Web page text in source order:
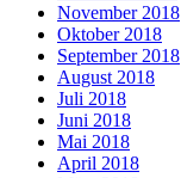
November 2018
Oktober 2018
September 2018
August 2018
Juli 2018
Juni 2018
Mai 2018
April 2018